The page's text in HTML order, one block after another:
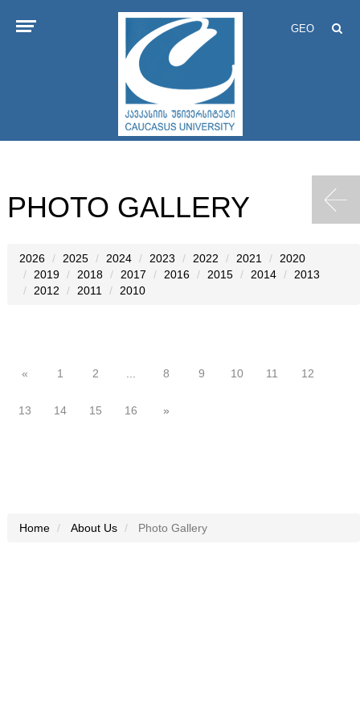
GEO
PHOTO GALLERY
2026 2025 2024 2023 2022 2021
2020
2019
2018 2017 2016 2015 2014
2013
2012
2011 2010
« 1 2 8 9 10 11 12
13 14 15 16 »
Home About Us Photo Gallery